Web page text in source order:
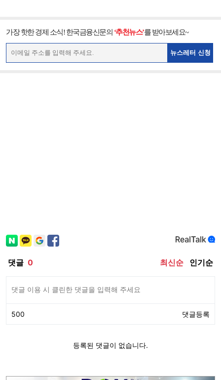
가장 핫한 경제 소식! 한국금융신문의 ‘추천뉴스’를 받아보세요~
뉴스레터 신청